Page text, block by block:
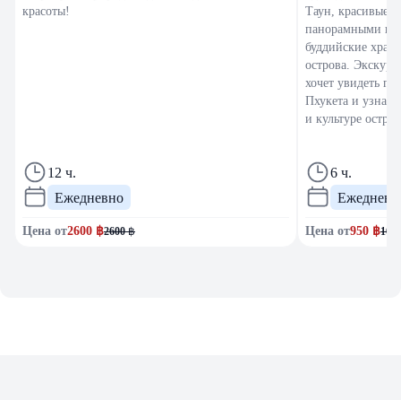
красоты!
12 ч.
Ежедневно
Цена от2600 ฿2600฿
Таун, красивые
панорамными
буддийские
острова.
хочет увидеть
Пхукета и
и культуре
6 ч.
Цена от950 ฿1000